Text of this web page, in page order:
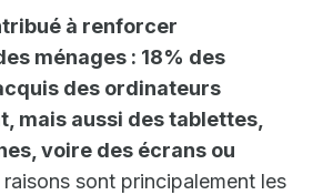
à renforcer
ménages : 18% des
des ordinateurs
mais aussi des tablettes,
voire des écrans ou
raisons sont principalement les